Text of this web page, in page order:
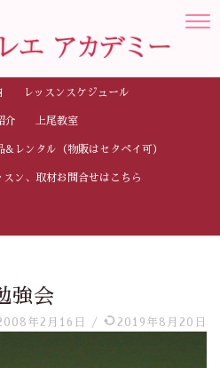
レッスンスケジュール
介 上尾教室
&レンタル（物販はセタペイ可）
スン、取材お問合せはこちら
強会
年2月16日 / 2019年8月20日